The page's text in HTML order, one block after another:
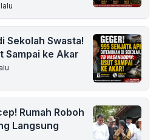
Sekolah Swasta!
Sampai ke Akar
Rumah Roboh
Langsung